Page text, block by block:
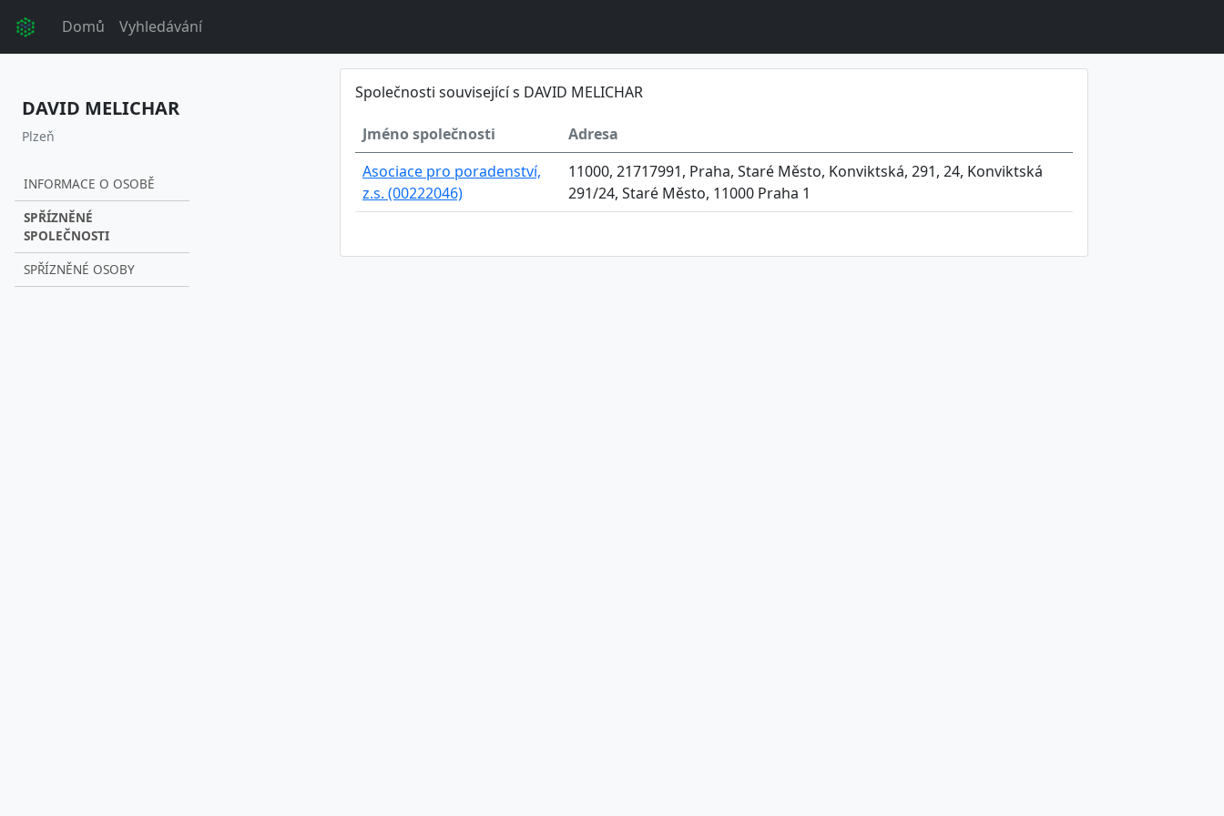
Domů Vyhledávání
DAVID MELICHAR
Plzeň
INFORMACE O OSOBĚ
SPŘÍZNĚNÉ
SPOLEČNOSTI
SPŘÍZNĚNÉ OSOBY
Společnosti související s DAVID MELICHAR
Jméno společnosti
Adresa
Asociace pro poradenství,
z.s. (00222046)
11000, 21717991, Praha, Staré Město, Konviktská, 291, 24, Konviktská
291/24, Staré Město, 11000 Praha 1